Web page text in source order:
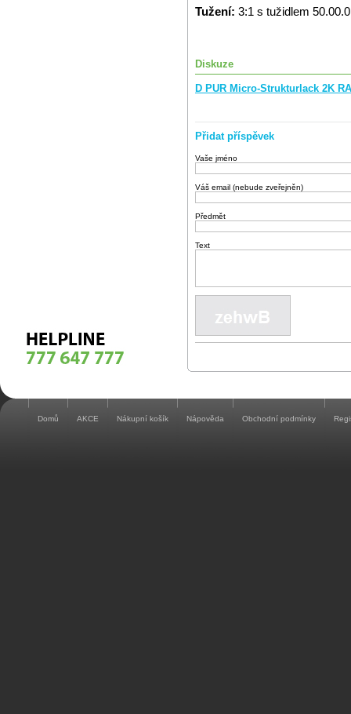
Tužení: 3:1 s tužidlem
Diskuze
D PUR Micro-Strukturlack 2K
Přidat příspěvek
Vaše jméno
Váš email (nebude zveřejněn)
Předmět
Text
Domů AKCE Nákupní košík Nápověda Obchodní podmínky